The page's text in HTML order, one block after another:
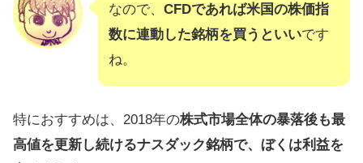
なので、 CFDであれば米国の株価指
数に連動した銘柄を買うといいです
ね。
特におすすめは、2018年の株式市場全体の暴落後も最
高値を更新し続けるナスダック銘柄で、ぼくは利益を